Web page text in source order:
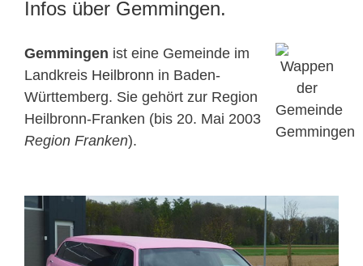
Infos über Gemmingen.
Gemmingen ist eine Gemeinde im
Landkreis Heilbronn in Baden-
Württemberg. Sie gehört zur Region
Heilbronn-Franken (bis 20. Mai 2003
Region Franken).